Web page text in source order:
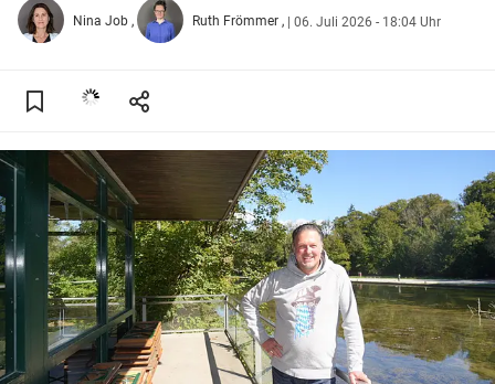
Nina Job Ruth Frömmer | 06. Juli 2026 - 18:04 Uhr